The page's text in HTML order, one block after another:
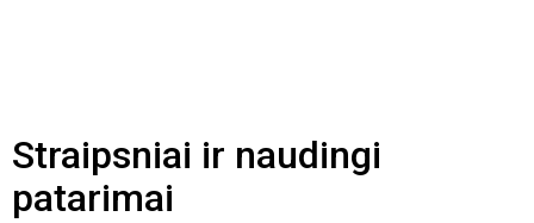
Straipsniai ir naudingi
patarimai